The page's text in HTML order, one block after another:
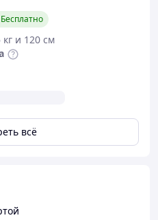
при
и относительной
от отопительных
Бесплатно
кг и 120 см
всё